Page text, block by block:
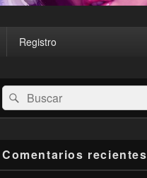
Registro
El
área
de
lateral
primaria
Buscar
por:
Buscar
Comentarios recientes